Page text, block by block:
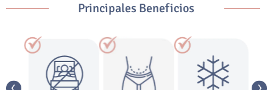
Principales Beneficios